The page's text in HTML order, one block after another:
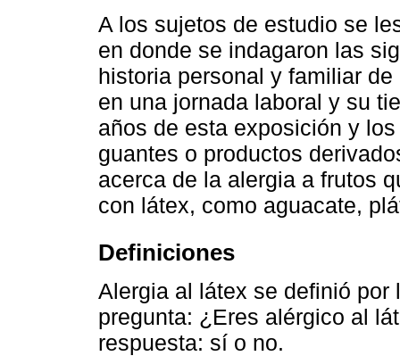
A los sujetos de estudio se
en donde se indagaron las
historia personal y familiar
en una jornada laboral y su
años de esta exposición y
guantes o productos
acerca de la alergia a frutos
con látex, como aguacate,
Definiciones
Alergia al látex se definió
pregunta: ¿Eres alérgico al
respuesta: sí o no.